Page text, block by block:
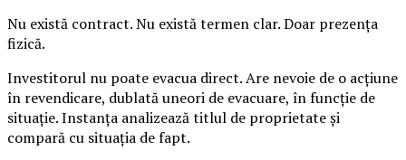
Nu există contract. Nu există termen clar. Doar prezența
fizică.
Investitorul nu poate evacua direct. Are nevoie de o acțiune
în revendicare, dublată uneori de evacuare, în funcție de
situație. Instanța analizează titlul de proprietate și
compară cu situația de fapt.